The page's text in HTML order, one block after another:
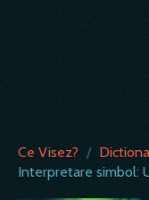
Ce Visez? /
Interpretare simbol: